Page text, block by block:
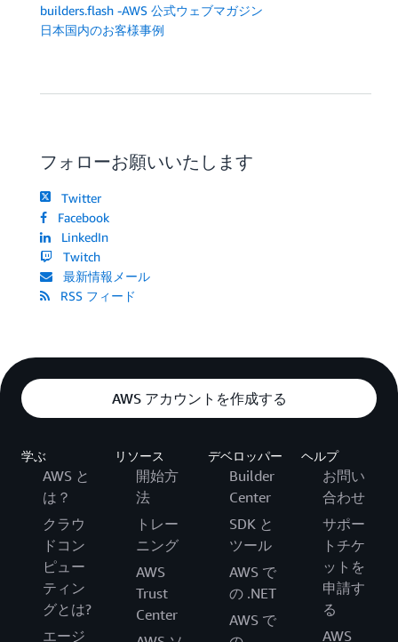
builders.flash -AWS 公式ウェブマガジン
日本国内のお客様事例
フォローお願いいたします
Twitter
Facebook
LinkedIn
Twitch
最新情報メール
RSS フィード
AWS アカウントを作成する
学ぶ
AWS と
は？
クラウ
ドコン
ピュー
ティン
グとは?
エージ
リソース
開始方
法
トレー
ニング
AWS
Trust
Center
デベロッパー
Builder
Center
SDK と
ツール
AWS で
の .NET
AWS で
ヘルプ
お問い
合わせ
サポー
トチケ
ットを
申請す
る
AWS